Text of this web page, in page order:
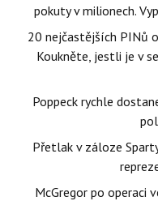
pokuty v milionech.
20 nejčastějších PINů
Koukněte, jestli je v
Poppeck rychle
Přetlak v záloze
McGregor po operaci